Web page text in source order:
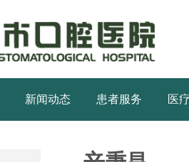
新闻动态 患者服务 医